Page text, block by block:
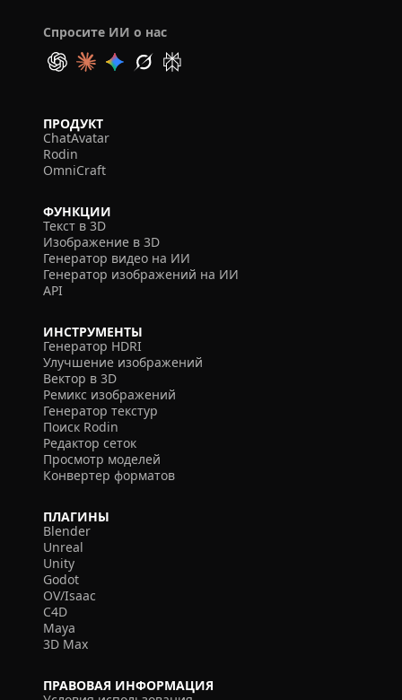
Спросите ИИ о нас
ПРОДУКТ
ChatAvatar
Rodin
OmniCraft
ФУНКЦИИ
Текст в 3D
Изображение в 3D
Генератор видео на ИИ
Генератор изображений на ИИ
API
ИНСТРУМЕНТЫ
Генератор HDRI
Улучшение изображений
Вектор в 3D
Ремикс изображений
Генератор текстур
Поиск Rodin
Редактор сеток
Просмотр моделей
Конвертер форматов
ПЛАГИНЫ
Blender
Unreal
Unity
Godot
OV/Isaac
C4D
Maya
3D Max
ПРАВОВАЯ ИНФОРМАЦИЯ